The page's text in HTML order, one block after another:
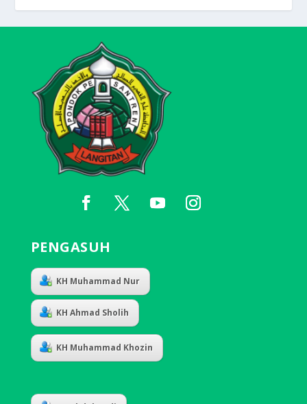
PENGASUH
KH Muhammad Nur
KH Ahmad Sholih
KH Muhammad Khozin